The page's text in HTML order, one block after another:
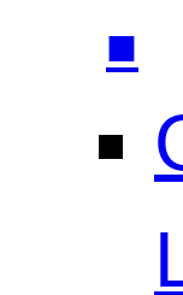
■